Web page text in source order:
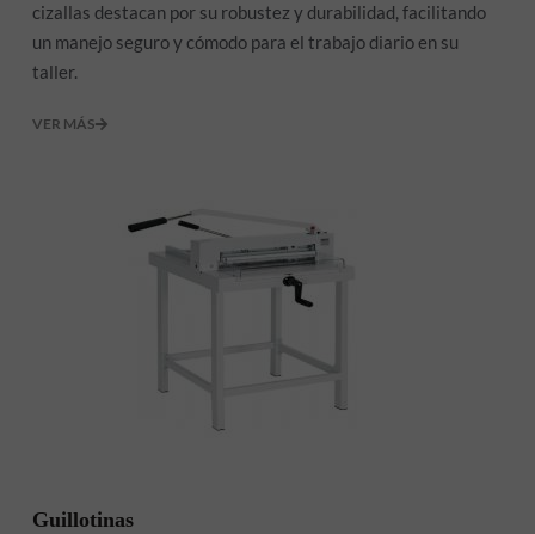
cizallas destacan por su robustez y durabilidad, facilitando
un manejo seguro y cómodo para el trabajo diario en su
taller.
VER MÁS
Guillotinas